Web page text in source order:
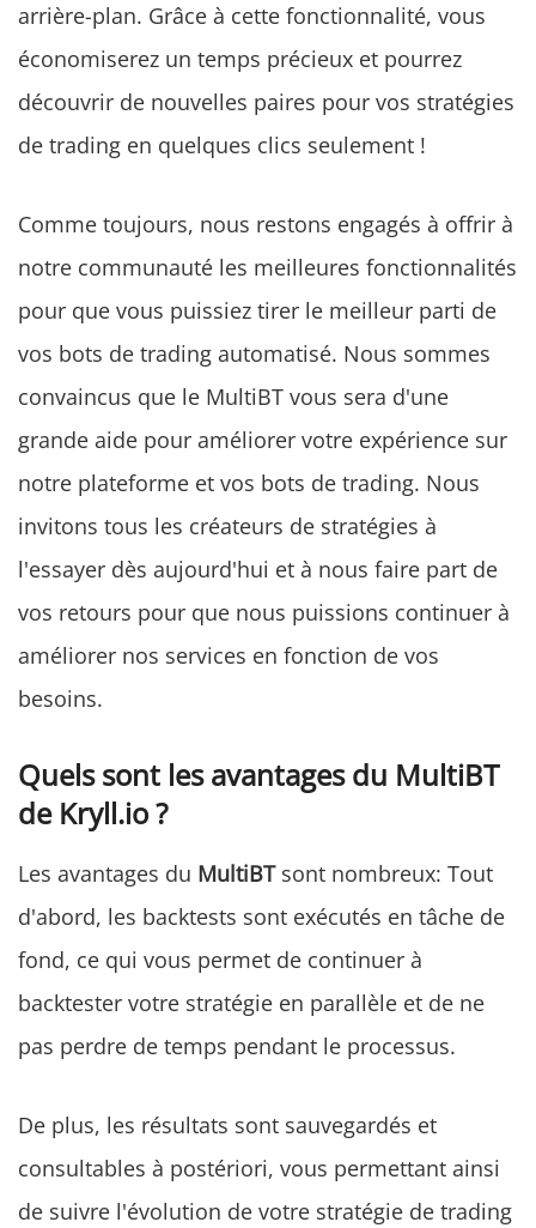
arrière-plan. Grâce à cette fonctionnalité, vous
économiserez un temps précieux et pourrez
découvrir de nouvelles paires pour vos stratégies
de trading en quelques clics seulement !
Comme toujours, nous restons engagés à offrir à
notre communauté les meilleures fonctionnalités
pour que vous puissiez tirer le meilleur parti de
vos bots de trading automatisé. Nous sommes
convaincus que le MultiBT vous sera d'une
grande aide pour améliorer votre expérience sur
notre plateforme et vos bots de trading. Nous
invitons tous les créateurs de stratégies à
l'essayer dès aujourd'hui et à nous faire part de
vos retours pour que nous puissions continuer à
améliorer nos services en fonction de vos
besoins.
Quels sont les avantages du MultiBT
de Kryll.io ?
Les avantages du MultiBTsont nombreux: Tout
d'abord, les backtests sont exécutés en tâche de
fond, ce qui vous permet de continuer à
backtester votre stratégie en parallèle et de ne
pas perdre de temps pendant le processus.
De plus, les résultats sont sauvegardés et
consultables à postériori, vous permettant ainsi
de suivre l'évolution de votre stratégie de trading